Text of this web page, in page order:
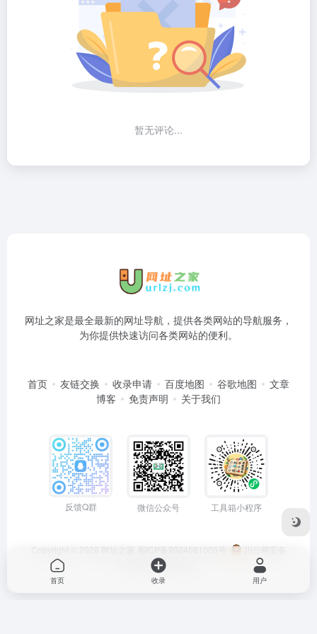
暂无评论...
网址之家是最全最新的网址导航，提供各类网站的导航服务，
为你提供快速访问各类网站的便利。
首页 友链交换 收录申请 百度地图 谷歌地图
文章
博客
免责声明 关于我们
反馈Q群 微信公众号 工具箱小程序
Copyright © 2026 网址之家 蜀ICP备2024081006号
川公网安备
51050202000563号
首页 收录 用户